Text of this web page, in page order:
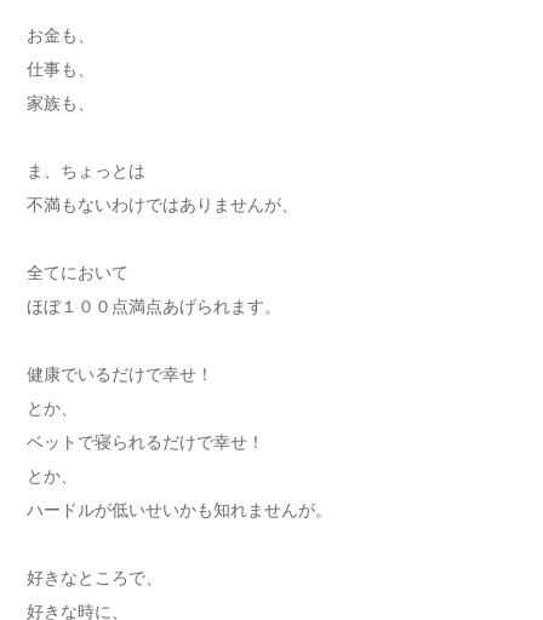
お金も、
仕事も、
家族も、
ま、ちょっとは
不満もないわけではありませんが、
全てにおいて
ほぼ１００点満点あげられます。
健康でいるだけで幸せ！
とか、
ベットで寝られるだけで幸せ！
とか、
ハードルが低いせいかも知れませんが。
好きなところで、
好きな時に、